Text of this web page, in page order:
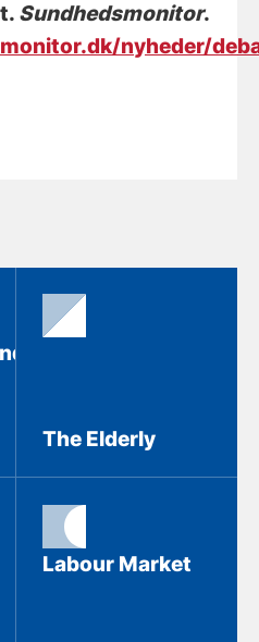
. Sundhedsmonitor.
nyheder/
The Elderly
Labour Market